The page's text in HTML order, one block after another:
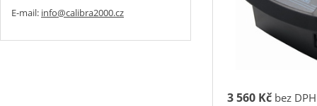
3 560 Kč bez DPH
E-mail: info@calibra2000.cz